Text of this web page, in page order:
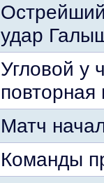
удар
Угловой у
Матч
Команды